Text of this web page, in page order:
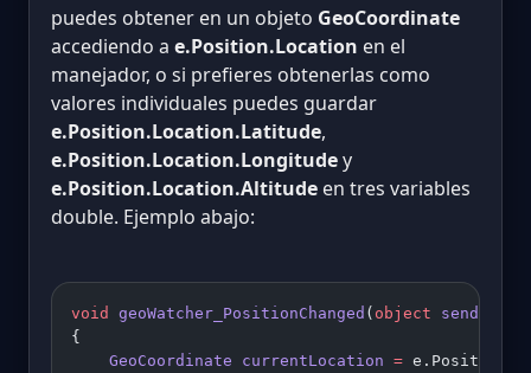
puedes obtener en un objeto GeoCoordinate
accediendo a e.Position.Location en el
manejador, o si prefieres obtenerlas como
valores individuales puedes guardar
e.Position.Location.Latitude,
e.Position.Location.Longitudey
e.Position.Location.Altitude en tres variables
double. Ejemplo abajo:
void geoWatcher_PositionChanged ( object sender
{
    GeoCoordinate
currentLocation =